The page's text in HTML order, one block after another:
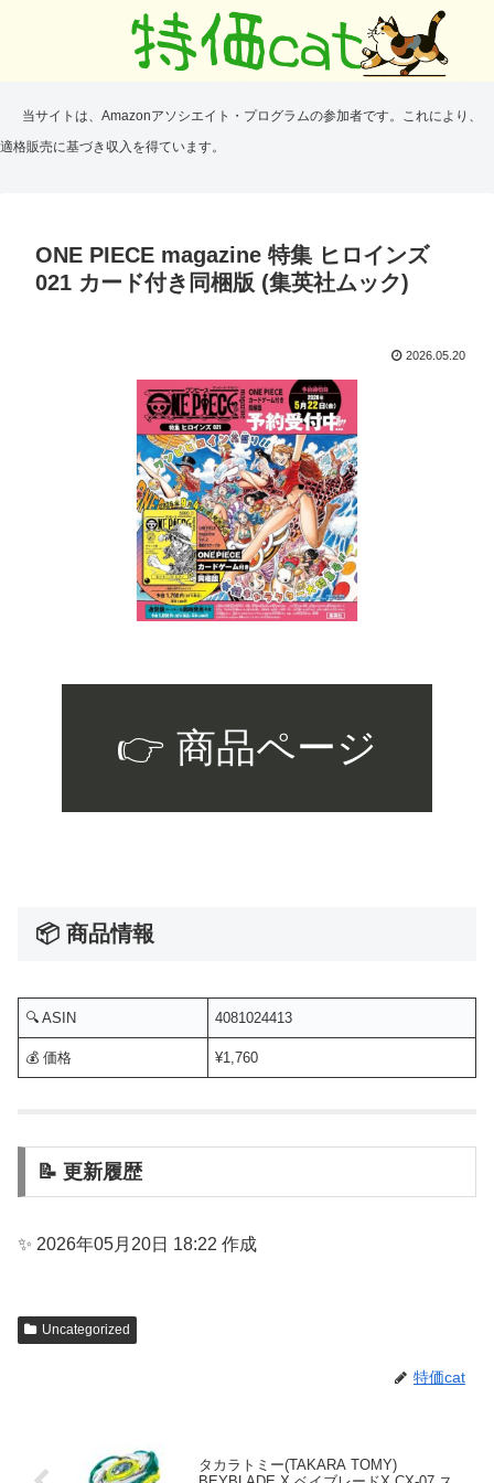
当サイトは、Amazonアソシエイト・プログラムの参加者です。これにより、
適格販売に基づき収入を得ています。
ONE PIECE magazine 特集 ヒロインズ
021 カード付き同梱版 (集英社ムック)
2026.05.20
👉 商品ページ
📦 商品情報
🔍 ASIN 4081024413
💰 価格 ¥1,760
📝 更新履歴
✨ 2026年05月20日 18:22 作成
Uncategorized
特価cat
タカラトミー(TAKARA TOMY)